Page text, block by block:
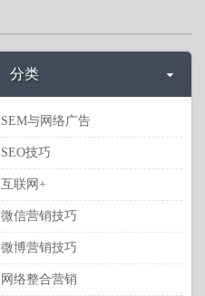
分类
SEM与网络广告
SEO技巧
互联网+
微信营销技巧
微博营销技巧
网络整合营销